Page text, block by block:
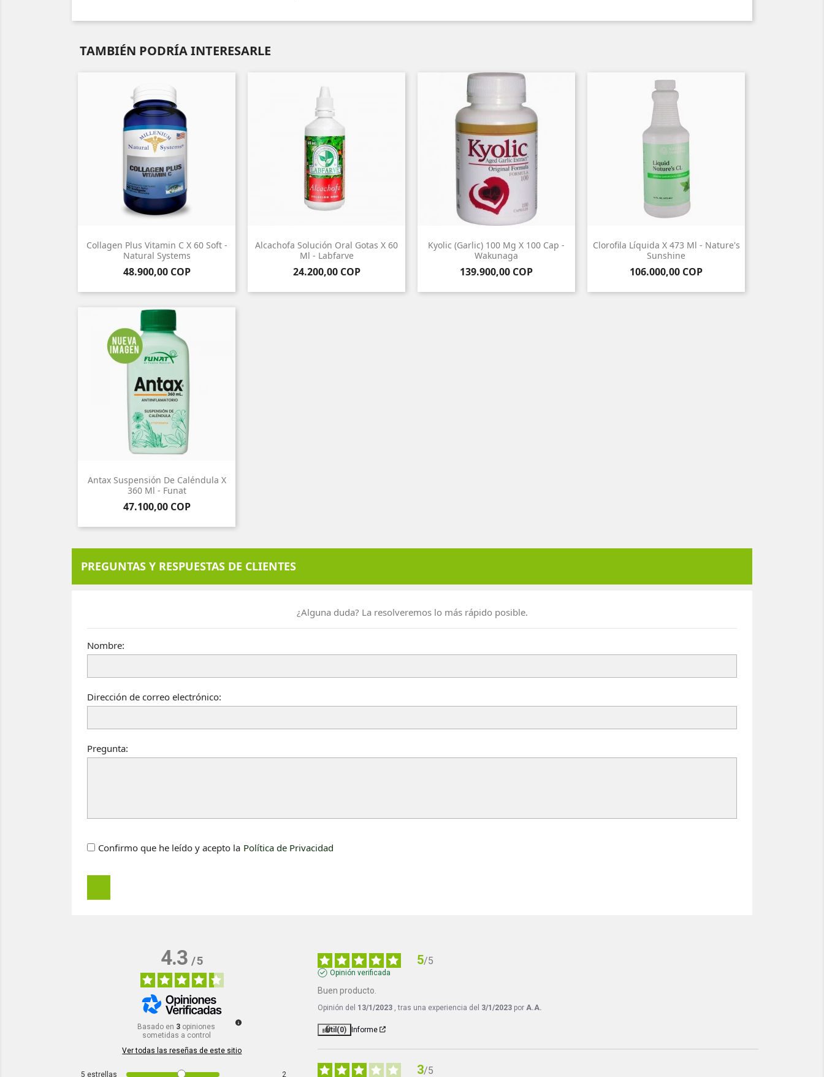
TAMBIÉN PODRÍA INTERESARLE
Collagen Plus Vitamin C X 60 Soft -
Natural Systems
Precio
48.900,00 COP
Alcachofa Solución Oral Gotas X 60
Ml - Labfarve
Precio
24.200,00 COP
Kyolic (Garlic) 100 Mg X 100 Cap -
Wakunaga
Precio
139.900,00 COP
Clorofila Líquida X 473 Ml - Nature's
Sunshine
Precio
106.000,00 COP
Antax Suspensión De Caléndula X
360 Ml - Funat
Precio
47.100,00 COP
PREGUNTAS Y RESPUESTAS DE CLIENTES
¿Alguna duda? La resolveremos lo más rápido posible.
Nombre:
Dirección de correo electrónico:
Pregunta:
Confirmo que he leído y acepto la Política de Privacidad
4.3/5
Basado en 3 opiniones
sometidas a control
Ver todas las reseñas de este sitio
5 estrellas 2
5/5
Opinión verificada
Buen producto.
Opinión del 13/1/2023 , tras una experiencia del 3/1/2023 por A.A.
Útil (0) Informe
3/5